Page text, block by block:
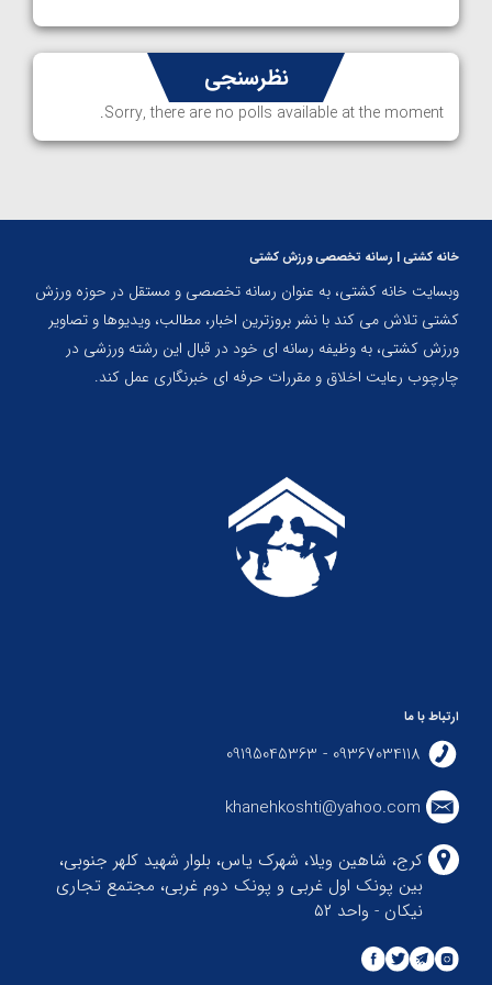
نظرسنجی
Sorry, there are no polls available at the moment.
خانه کشتی | رسانه تخصصی ورزش کشتی
وبسایت خانه کشتی، به عنوان رسانه تخصصی و مستقل در حوزه ورزش
کشتی تلاش می کند با نشر بروزترین اخبار، مطالب، ویدیوها و تصاویر
ورزش کشتی، به وظیفه رسانه ای خود در قبال این رشته ورزشی در
چارچوب رعایت اخلاق و مقررات حرفه ای خبرنگاری عمل کند.
ارتباط با ما
09367034118 - 09195045363
khanehkoshti@yahoo.com
کرج، شاهین ویلا، شهرک یاس، بلوار شهید کلهر جنوبی،
بین پونک اول غربی و پونک دوم غربی، مجتمع تجاری
نیکان - واحد ۵۲